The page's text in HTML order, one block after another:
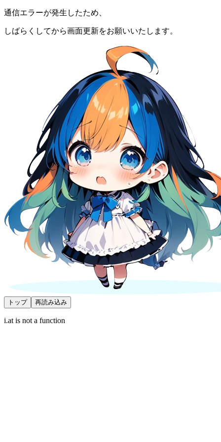
通信エラーが発生したため、
しばらくしてから画面更新をお願いいたします。
トップ 再読み込み
i.at is not a function